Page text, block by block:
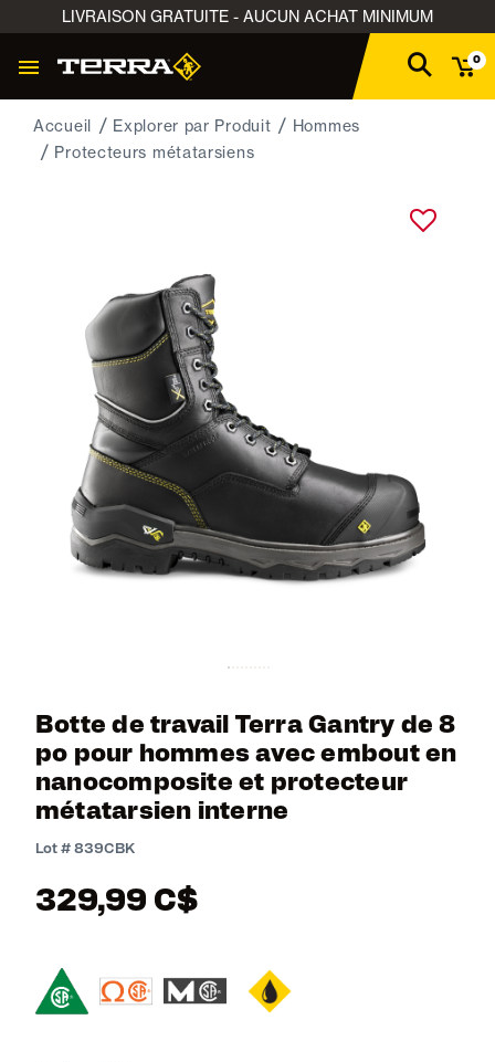
LIVRAISON GRATUITE - AUCUN ACHAT MINIMUM
0
Accueil Explorer par Produit
Hommes
Protecteurs métatarsiens
Botte de travail Terra Gantry de 8
po pour hommes avec embout en
nanocomposite et protecteur
métatarsien interne
Lot # 839CBK
3,2 out of 5 Customer Rating
329,99 C$